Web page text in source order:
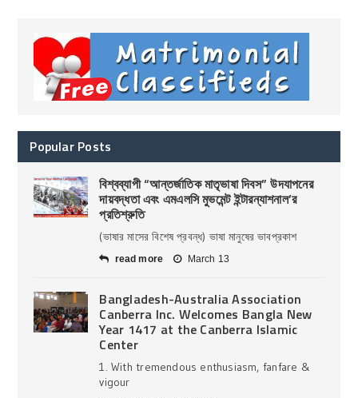
Popular Posts
বিশ্বব্যাপী “আন্তর্জাতিক মাতৃভাষা দিবস” উদযাপনের
দায়বদ্ধতা এবং এমএলসি মুভমেন্ট ইন্টারন্যাশনাল’র
প্রতিশ্রুতি
(ভাষার মাসের বিশেষ প্রবন্ধ) ভাষা মানুষের ভাবপ্রকাশ
read more March 13
Bangladesh-Australia Association
Canberra Inc. Welcomes Bangla New
Year 1417 at the Canberra Islamic
Center
1. With tremendous enthusiasm, fanfare &
vigour